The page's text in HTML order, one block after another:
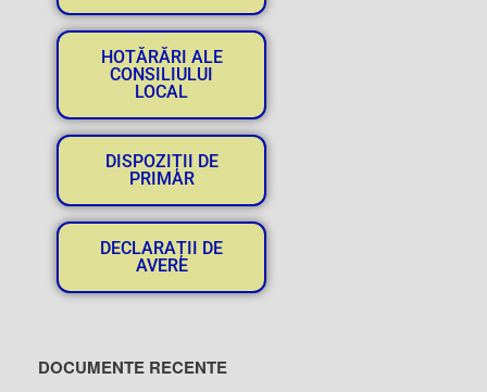
HOTĂRĂRI ALE
CONSILIULUI
LOCAL
DISPOZIȚII DE
PRIMAR
DECLARAȚII DE
AVERE
DOCUMENTE RECENTE